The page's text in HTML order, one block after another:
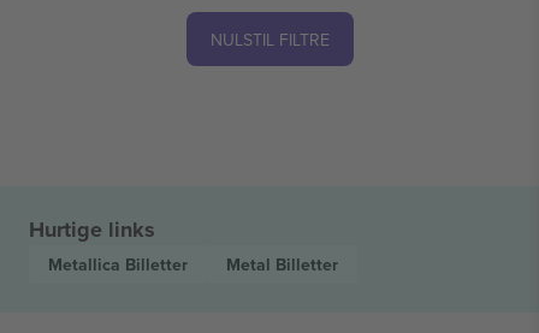
NULSTIL FILTRE
Hurtige links
Metallica Billetter Metal Billetter